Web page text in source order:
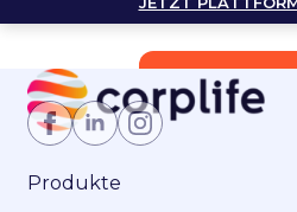
Jetzt Mitglied
Produkte